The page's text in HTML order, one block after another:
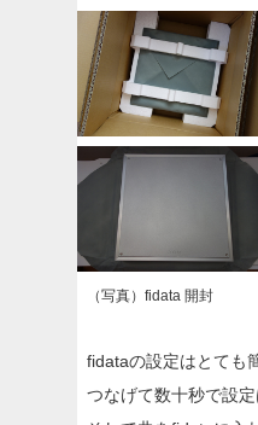
（写真）fidata 開封
fidataの設定はとても
つなげて数十秒で設定